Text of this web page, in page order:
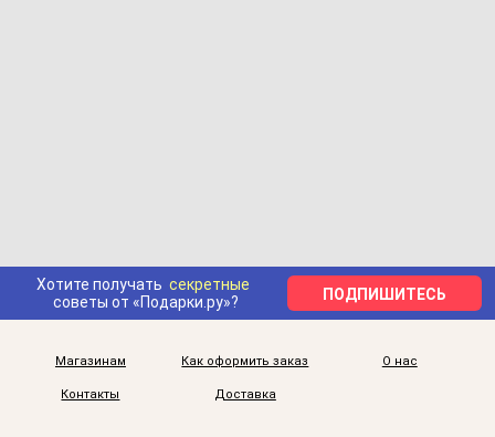
Хотите получать секретные
советы от «Подарки.ру»?
ПОДПИШИТЕСЬ
Магазинам Как оформить заказ О нас
Контакты Доставка